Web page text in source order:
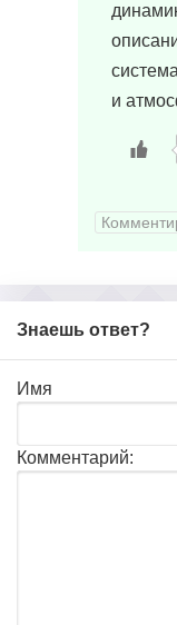
и
Знаешь ответ?
Имя
Комментарий: